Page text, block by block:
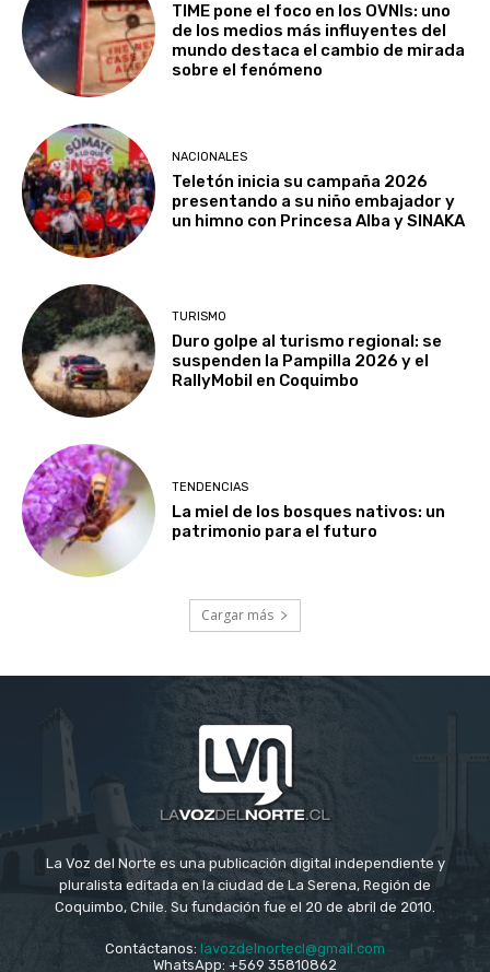
TIME pone el foco en los OVNIs: uno
de los medios más influyentes del
mundo destaca el cambio de mirada
sobre el fenómeno
NACIONALES
Teletón inicia su campaña 2026
presentando a su niño embajador y
un himno con Princesa Alba y SINAKA
TURISMO
Duro golpe al turismo regional: se
suspenden la Pampilla 2026 y el
RallyMobil en Coquimbo
TENDENCIAS
La miel de los bosques nativos: un
patrimonio para el futuro
Cargar más
La Voz del Norte es una publicación digital independiente y
pluralista editada en la ciudad de La Serena, Región de
Coquimbo, Chile. Su fundación fue el 20 de abril de 2010.
Contáctanos: lavozdelnortecl@gmail.com
WhatsApp: +569 35810862